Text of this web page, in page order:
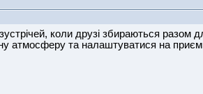
коли друзі збираються разом
атмосферу та налаштуватися на